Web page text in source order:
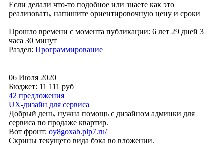
Если делали что-то подобное или знаете как это
реализовать, напишите ориентировочную цену и сроки
Прошло времени с момента публикации: 6 лет 29 дней 3
часа 30 минут
Раздел: Программирование
06 Июля 2020
Бюджет: 11 111 руб
42 предложения
UX-дизайн для сервиса
Добрый день, нужна помощь с дизайном админки для
сервиса по продаже квартир.
Вот фронт: oy8goxab.plp7.ru/
Скрины текущего вида бэка во вложении.